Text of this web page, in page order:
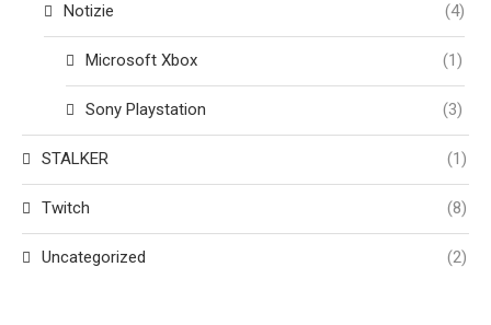
Notizie (4)
Microsoft Xbox (1)
Sony Playstation (3)
STALKER (1)
Twitch (8)
Uncategorized (2)